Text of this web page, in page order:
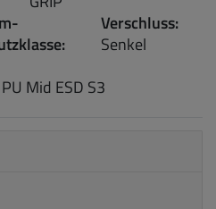
Verschluss:
Senkel
Mid ESD S3